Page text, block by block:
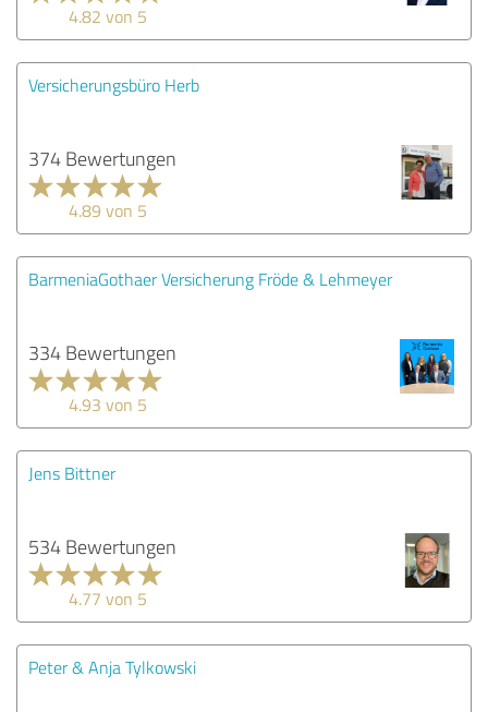
4.82 von 5
Versicherungsbüro Herb
374 Bewertungen
4.89 von 5
BarmeniaGothaer Versicherung Fröde & Lehmeyer
334 Bewertungen
4.93 von 5
Jens Bittner
534 Bewertungen
4.77 von 5
Peter & Anja Tylkowski